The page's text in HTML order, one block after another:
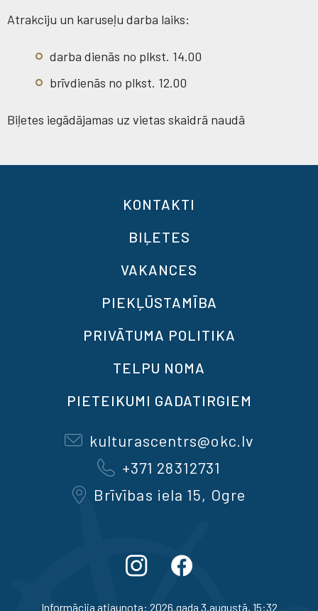
Atrakciju un karuseļu darba laiks:
darba dienās no plkst. 14.00
brīvdienās no plkst. 12.00
Biļetes iegādājamas uz vietas skaidrā naudā
KONTAKTI
BIĻETES
VAKANCES
PIEKĻŪSTAMĪBA
PRIVĀTUMA POLITIKA
TELPU NOMA
PIETEIKUMI GADATIRGIEM
kulturascentrs@okc.lv
+371 28312731
Brīvības iela 15, Ogre
Informācija atjaunota: 2026.gada 3.augustā, 15:32